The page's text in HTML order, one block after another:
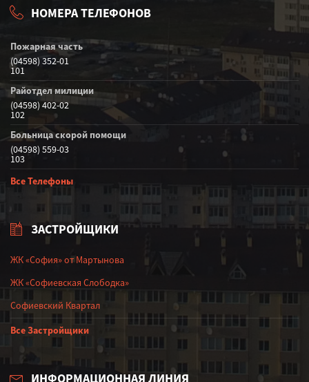
НОМЕРА ТЕЛЕФОНОВ
Пожарная часть
(04598) 352-01
101
Райотдел милиции
(04598) 402-02
102
Больница скорой помощи
(04598) 559-03
103
Все Телефоны
ЗАСТРОЙЩИКИ
ЖК «София» от Мартынова
ЖК «Софиевская Слободка»
Софиевский Квартал
Все Застройщики
ИНФОРМАЦИОННАЯ ЛИНИЯ